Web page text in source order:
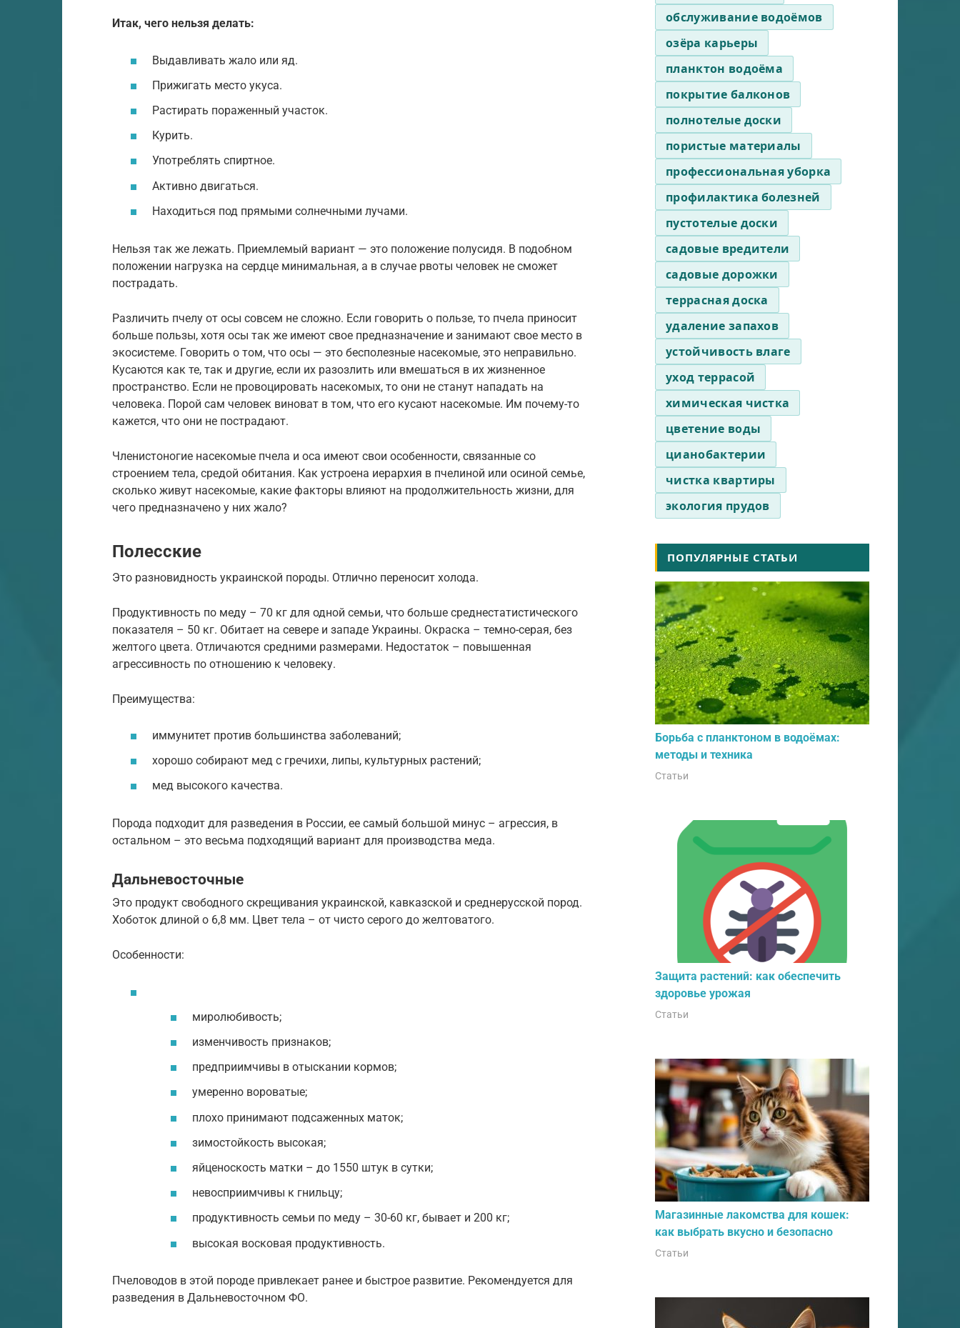
Итак, чего нельзя делать:
Выдавливать жало или яд.
Прижигать место укуса.
Растирать пораженный участок.
Курить.
Употреблять спиртное.
Активно двигаться.
Находиться под прямыми солнечными лучами.
Нельзя так же лежать. Приемлемый вариант — это положение полусидя. В подобном
положении нагрузка на сердце минимальная, а в случае рвоты человек не сможет
пострадать.
Различить пчелу от осы совсем не сложно. Если говорить о пользе, то пчела приносит
больше пользы, хотя осы так же имеют свое предназначение и занимают свое место в
экосистеме. Говорить о том, что осы — это бесполезные насекомые, это неправильно.
Кусаются как те, так и другие, если их разозлить или вмешаться в их жизненное
пространство. Если не провоцировать насекомых, то они не станут нападать на
человека. Порой сам человек виноват в том, что его кусают насекомые. Им почему-то
кажется, что они не пострадают.
Членистоногие насекомые пчела и оса имеют свои особенности, связанные со
строением тела, средой обитания. Как устроена иерархия в пчелиной или осиной семье,
сколько живут насекомые, какие факторы влияют на продолжительность жизни, для
чего предназначено у них жало?
Полесские
Это разновидность украинской породы. Отлично переносит холода.
Продуктивность по меду – 70 кг для одной семьи, что больше среднестатистического
показателя – 50 кг. Обитает на севере и западе Украины. Окраска – темно-серая, без
желтого цвета. Отличаются средними размерами. Недостаток – повышенная
агрессивность по отношению к человеку.
Преимущества:
иммунитет против большинства заболеваний;
хорошо собирают мед с гречихи, липы, культурных растений;
мед высокого качества.
Порода подходит для разведения в России, ее самый большой минус – агрессия, в
остальном – это весьма подходящий вариант для производства меда.
Дальневосточные
Это продукт свободного скрещивания украинской, кавказской и среднерусской пород.
Хоботок длиной о 6,8 мм. Цвет тела – от чисто серого до желтоватого.
Особенности:
миролюбивость;
изменчивость признаков;
предприимчивы в отыскании кормов;
умеренно вороватые;
плохо принимают подсаженных маток;
зимостойкость высокая;
яйценоскость матки – до 1550 штук в сутки;
невосприимчивы к гнильцу;
продуктивность семьи по меду – 30-60 кг, бывает и 200 кг;
высокая восковая продуктивность.
Пчеловодов в этой породе привлекает ранее и быстрое развитие. Рекомендуется для
разведения в Дальневосточном ФО.
обслуживание водоёмов
озёра карьеры
планктон водоёма
покрытие балконов
полнотелые доски
пористые материалы
профессиональная уборка
профилактика болезней
пустотелые доски
садовые вредители
садовые дорожки
террасная доска
удаление запахов
устойчивость влаге
уход террасой
химическая чистка
цветение воды
цианобактерии
чистка квартиры
экология прудов
ПОПУЛЯРНЫЕ СТАТЬИ
Борьба с планктоном в водоёмах:
методы и техника
Статьи
Защита растений: как обеспечить
здоровье урожая
Статьи
Магазинные лакомства для кошек:
как выбрать вкусно и безопасно
Статьи